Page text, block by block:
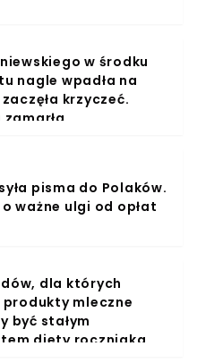
w środku
nagle wpadła na
krzyczeć.
zamarła
pisma do Polaków.
ważne ulgi od opłat
dla których
produkty mleczne
być stałym
diety roczniaka